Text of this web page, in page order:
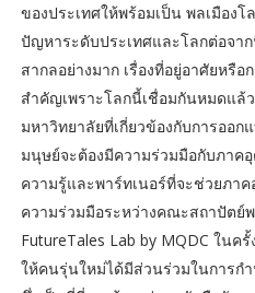
ของประเทศให้พร้อมเป็น พลเมืองโ
ปัญหาระดับประเทศและโลกต่อจา
สากลอย่างมาก เรื่องที่อยู่อาศัยหรื
สำคัญเพราะโลกนี้เชื่อมกันหมดแล้
มหาวิทยาลัยที่เกี่ยวข้องกับการออ
มนุษย์จะต้องมีความร่วมมือกับภาค
ความรู้และพาร์ทเนอร์ที่จะช่วยภา
ความร่วมมือระหว่างคณะสถาปัตย์
FutureTales Lab by MQDC ใน
ให้คนรุ่นใหม่ได้มีส่วนร่วมในการก